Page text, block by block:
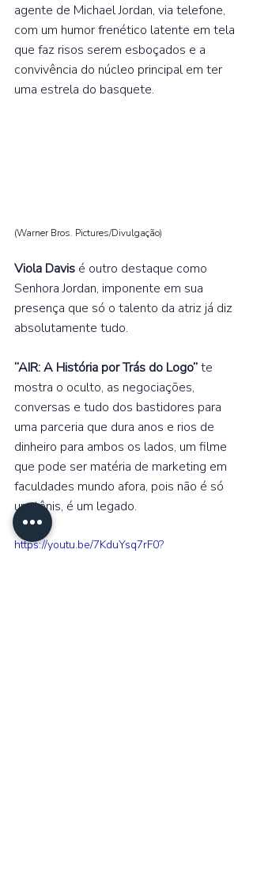
agente de Michael Jordan, via telefone,
com um humor frenético latente em tela
que faz risos serem esboçados e a
convivência do núcleo principal em ter
uma estrela do basquete.
(Warner Bros. Pictures/Divulgação)
Viola Davis é outro destaque como
Senhora Jordan, imponente em sua
presença que só o talento da atriz já diz
absolutamente tudo.
“AIR: A História por Trás do Logo” te
mostra o oculto, as negociações,
conversas e tudo dos bastidores para
uma parceria que dura anos e rios de
dinheiro para ambos os lados, um filme
que pode ser matéria de marketing em
faculdades mundo afora, pois não é só
um tênis, é um legado.
https://youtu.be/7KduYsq7rF0?